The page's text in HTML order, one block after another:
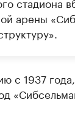
арены
с 1937